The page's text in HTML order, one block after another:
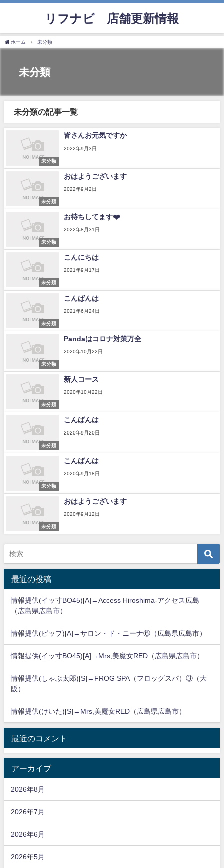
リフナビ®店舗更新情報
ホーム 未分類
未分類
未分類の記事一覧
未分類
皆さんお元気ですか
2022年9月3日
未分類
おはようございます
2022年9月2日
未分類
お待ちしてます❤️
2022年8月31日
未分類
こんにちは
2021年9月17日
未分類
こんばんは
2021年6月24日
未分類
Pandaはコロナ対策万全
2020年10月22日
未分類
新人コース
2020年10月22日
未分類
こんばんは
2020年9月20日
未分類
こんばんは
2020年9月18日
未分類
おはようございます
2020年9月12日
最近の投稿
情報提供(イッ寸BO45)[A]→Access Hiroshima-アクセス広島
（広島県広島市）
情報提供(ピップ)[A]→サロン・ド・ニーナ⑥（広島県広島市）
情報提供(イッ寸BO45)[A]→Mrs,美魔女RED（広島県広島市）
情報提供(しゃぶ太郎)[S]→FROG SPA（フロッグスパ）③（大
阪）
情報提供(けいた)[S]→Mrs,美魔女RED（広島県広島市）
最近のコメント
アーカイブ
2026年8月
2026年7月
2026年6月
2026年5月